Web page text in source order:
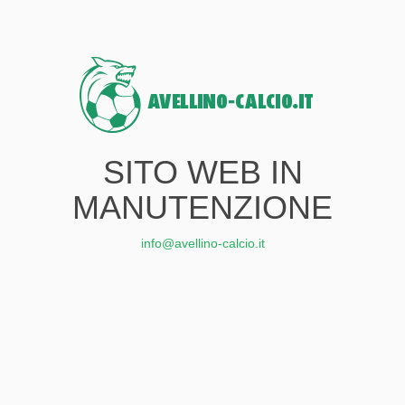
SITO WEB IN
MANUTENZIONE
info@avellino-calcio.it